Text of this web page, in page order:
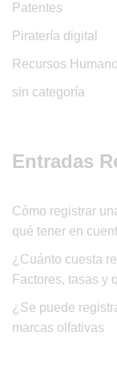
Patentes
Piratería digital
Recursos
sin categoría
Entradas
Cómo registrar
qué tener en
¿Cuánto cuesta
Factores, tasas y
¿Se puede
marcas olfativas